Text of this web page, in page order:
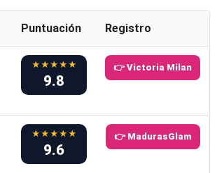
Puntuación Registro
★★★★★
9.8
👉 Victoria Milan
★★★★★
9.6
👉 MadurasGlam